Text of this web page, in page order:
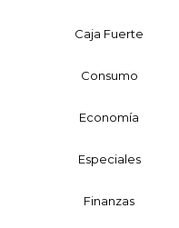
Caja Fuerte
Consumo
Economía
Especiales
Finanzas